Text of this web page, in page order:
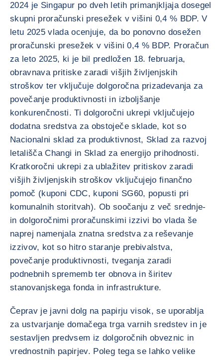
2024 je Singapur po dveh letih primanjkljaja dosegel
skupni proračunski presežek v višini 0,4 % BDP. V
letu 2025 vlada ocenjuje, da bo ponovno dosežen
proračunski presežek v višini 0,4 % BDP. Proračun
za leto 2025, ki je bil predložen 18. februarja,
obravnava pritiske zaradi višjih življenjskih
stroškov ter vključuje dolgoročna prizadevanja za
povečanje produktivnosti in izboljšanje
konkurenčnosti. Ti dolgoročni ukrepi vključujejo
dodatna sredstva za obstoječe sklade, kot so
Nacionalni sklad za produktivnost, Sklad za razvoj
letališča Changi in Sklad za energijo prihodnosti.
Kratkoročni ukrepi za ublažitev pritiskov zaradi
višjih življenjskih stroškov vključujejo finančno
pomoč (kuponi CDC, kuponi SG60, popusti pri
komunalnih storitvah). Ob soočanju z več srednje-
in dolgoročnimi proračunskimi izzivi bo vlada še
naprej namenjala znatna sredstva za reševanje
izzivov, kot so hitro staranje prebivalstva,
povečanje produktivnosti, tveganja zaradi
podnebnih sprememb ter obnova in širitev
stanovanjskega fonda in infrastrukture.
Čeprav je javni dolg na papirju visok, se uporablja
za ustvarjanje domačega trga varnih sredstev in je
sestavljen predvsem iz dolgoročnih obveznic in
vrednostnih papirjev. Poleg tega se lahko velike